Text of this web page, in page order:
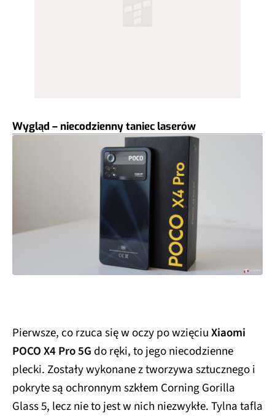
Wygląd – niecodzienny taniec laserów
Pierwsze, co rzuca się w oczy po wzięciuXiaomi
POCO X4 Pro 5G do ręki, to jego niecodzienne
plecki. Zostały wykonane z tworzywa sztucznego i
pokryte są ochronnym szkłem Corning Gorilla
Glass 5, lecz nie to jest w nich niezwykłe. Tylna tafla